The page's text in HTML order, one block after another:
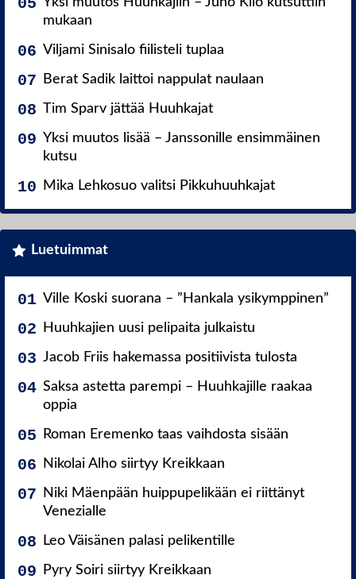
mukaan
Viljami Sinisalo fiilisteli tuplaa
Berat Sadik laittoi nappulat naulaan
Tim Sparv jättää Huuhkajat
Yksi muutos lisää – Janssonille ensimmäinen
kutsu
Mika Lehkosuo valitsi Pikkuhuuhkajat
Luetuimmat
Ville Koski suorana – ”Hankala ysikymppinen”
Huuhkajien uusi pelipaita julkaistu
Jacob Friis hakemassa positiivista tulosta
Saksa astetta parempi – Huuhkajille raakaa
oppia
Roman Eremenko taas vaihdosta sisään
Nikolai Alho siirtyy Kreikkaan
Niki Mäenpään huippupelikään ei riittänyt
Venezialle
Leo Väisänen palasi pelikentille
Pyry Soiri siirtyy Kreikkaan